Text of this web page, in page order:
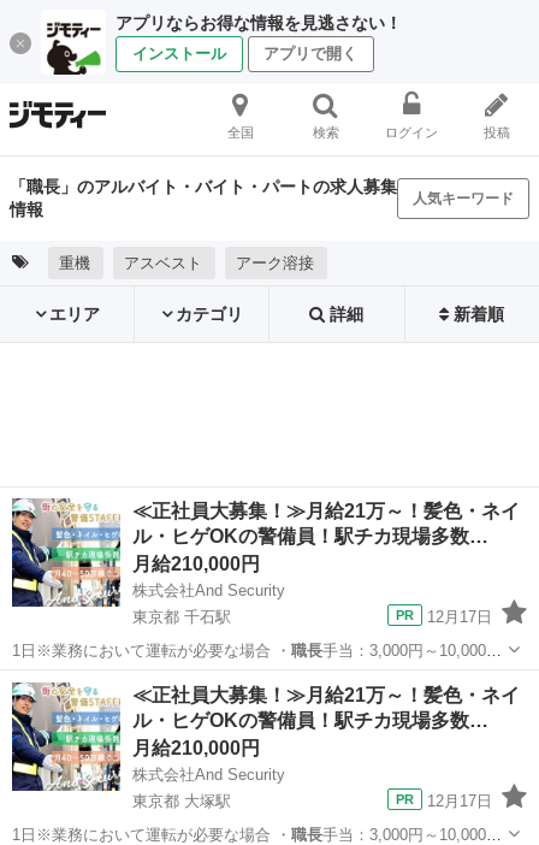
アプリならお得な情報を見逃さない！
インストール アプリで開く
全国 検索 ログイン 投稿
「職長」のアルバイト・バイト・パートの求人募集
情報
人気キーワード
重機 アスベスト アーク溶接
エリア カテゴリ 詳細 新着順
≪正社員大募集！≫月給21万～！髪色・ネイ
ル・ヒゲOKの警備員！駅チカ現場多数…
月給210,000円
株式会社And Security
東京都 千石駅
12月17日
1日※業務において運転が必要な場合 ・ 職長手当：3,000円～10,000円
※現…
東京 文京区 千石駅 警備員
≪正社員大募集！≫月給21万～！髪色・ネイ
ル・ヒゲOKの警備員！駅チカ現場多数…
月給210,000円
株式会社And Security
東京都 大塚駅
12月17日
1日※業務において運転が必要な場合 ・ 職長手当：3,000円～10,000円